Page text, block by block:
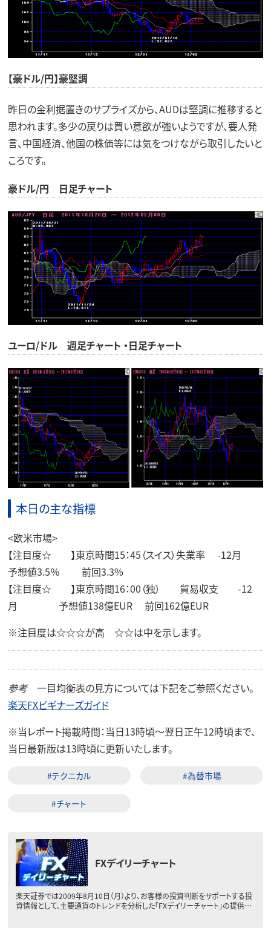
【豪ドル/円】豪堅調
昨日の金利据置きのサプライズから、AUDは堅調に推移すると
思われます。多少の戻りは買い意欲が強いようですが、要人発
言、中国経済、他国の株価等には気をつけながら取引したいと
ころです。
豪ドル/円 日足チャート
ユーロ/ドル 週足チャート ・日足チャート
本日の主な指標
<欧米市場>
【注目度☆ 】東京時間15：45（スイス）失業率 -12月
予想値3.5％ 前回3.3%
【注目度☆ 】東京時間16：00（独） 貿易収支 -12
月 予想値138億EUR 前回162億EUR
※注目度は☆☆☆が高 ☆☆は中を示します。
参考一目均衡表の見方については下記をご参照ください。
楽天FXビギナーズガイド
※当レポート掲載時間：当日13時頃～翌日正午12時頃まで、
当日最新版は13時頃に更新いたします。
#テクニカル #為替市場
#チャート
FXデイリーチャート
楽天証券では2009年8月10日（月）より、お客様の投資判断をサポートする投
資情報として、主要通貨のトレンドを分析した「FXデイリーチャート」の提供…